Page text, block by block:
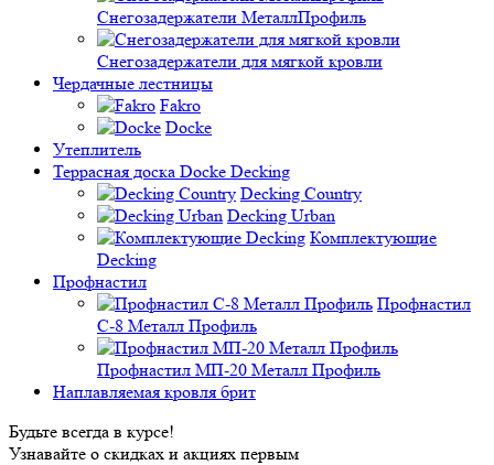
Снегозадержатели МеталлПрофиль
Снегозадержатели для мягкой кровли
Чердачные лестницы
Fakro
Docke
Утеплитель
Террасная доска Docke Decking
Decking Country
Decking Urban
Комплектующие
Decking
Профнастил
Профнастил
C-8 Металл Профиль
Профнастил МП-20 Металл Профиль
Наплавляемая кровля брит
Будьте всегда в курсе!
Узнавайте о скидках и акциях первым